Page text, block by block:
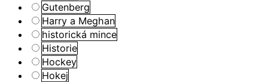
Gutenberg
Harry a Meghan
historická mince
Historie
Hockey
Hokej